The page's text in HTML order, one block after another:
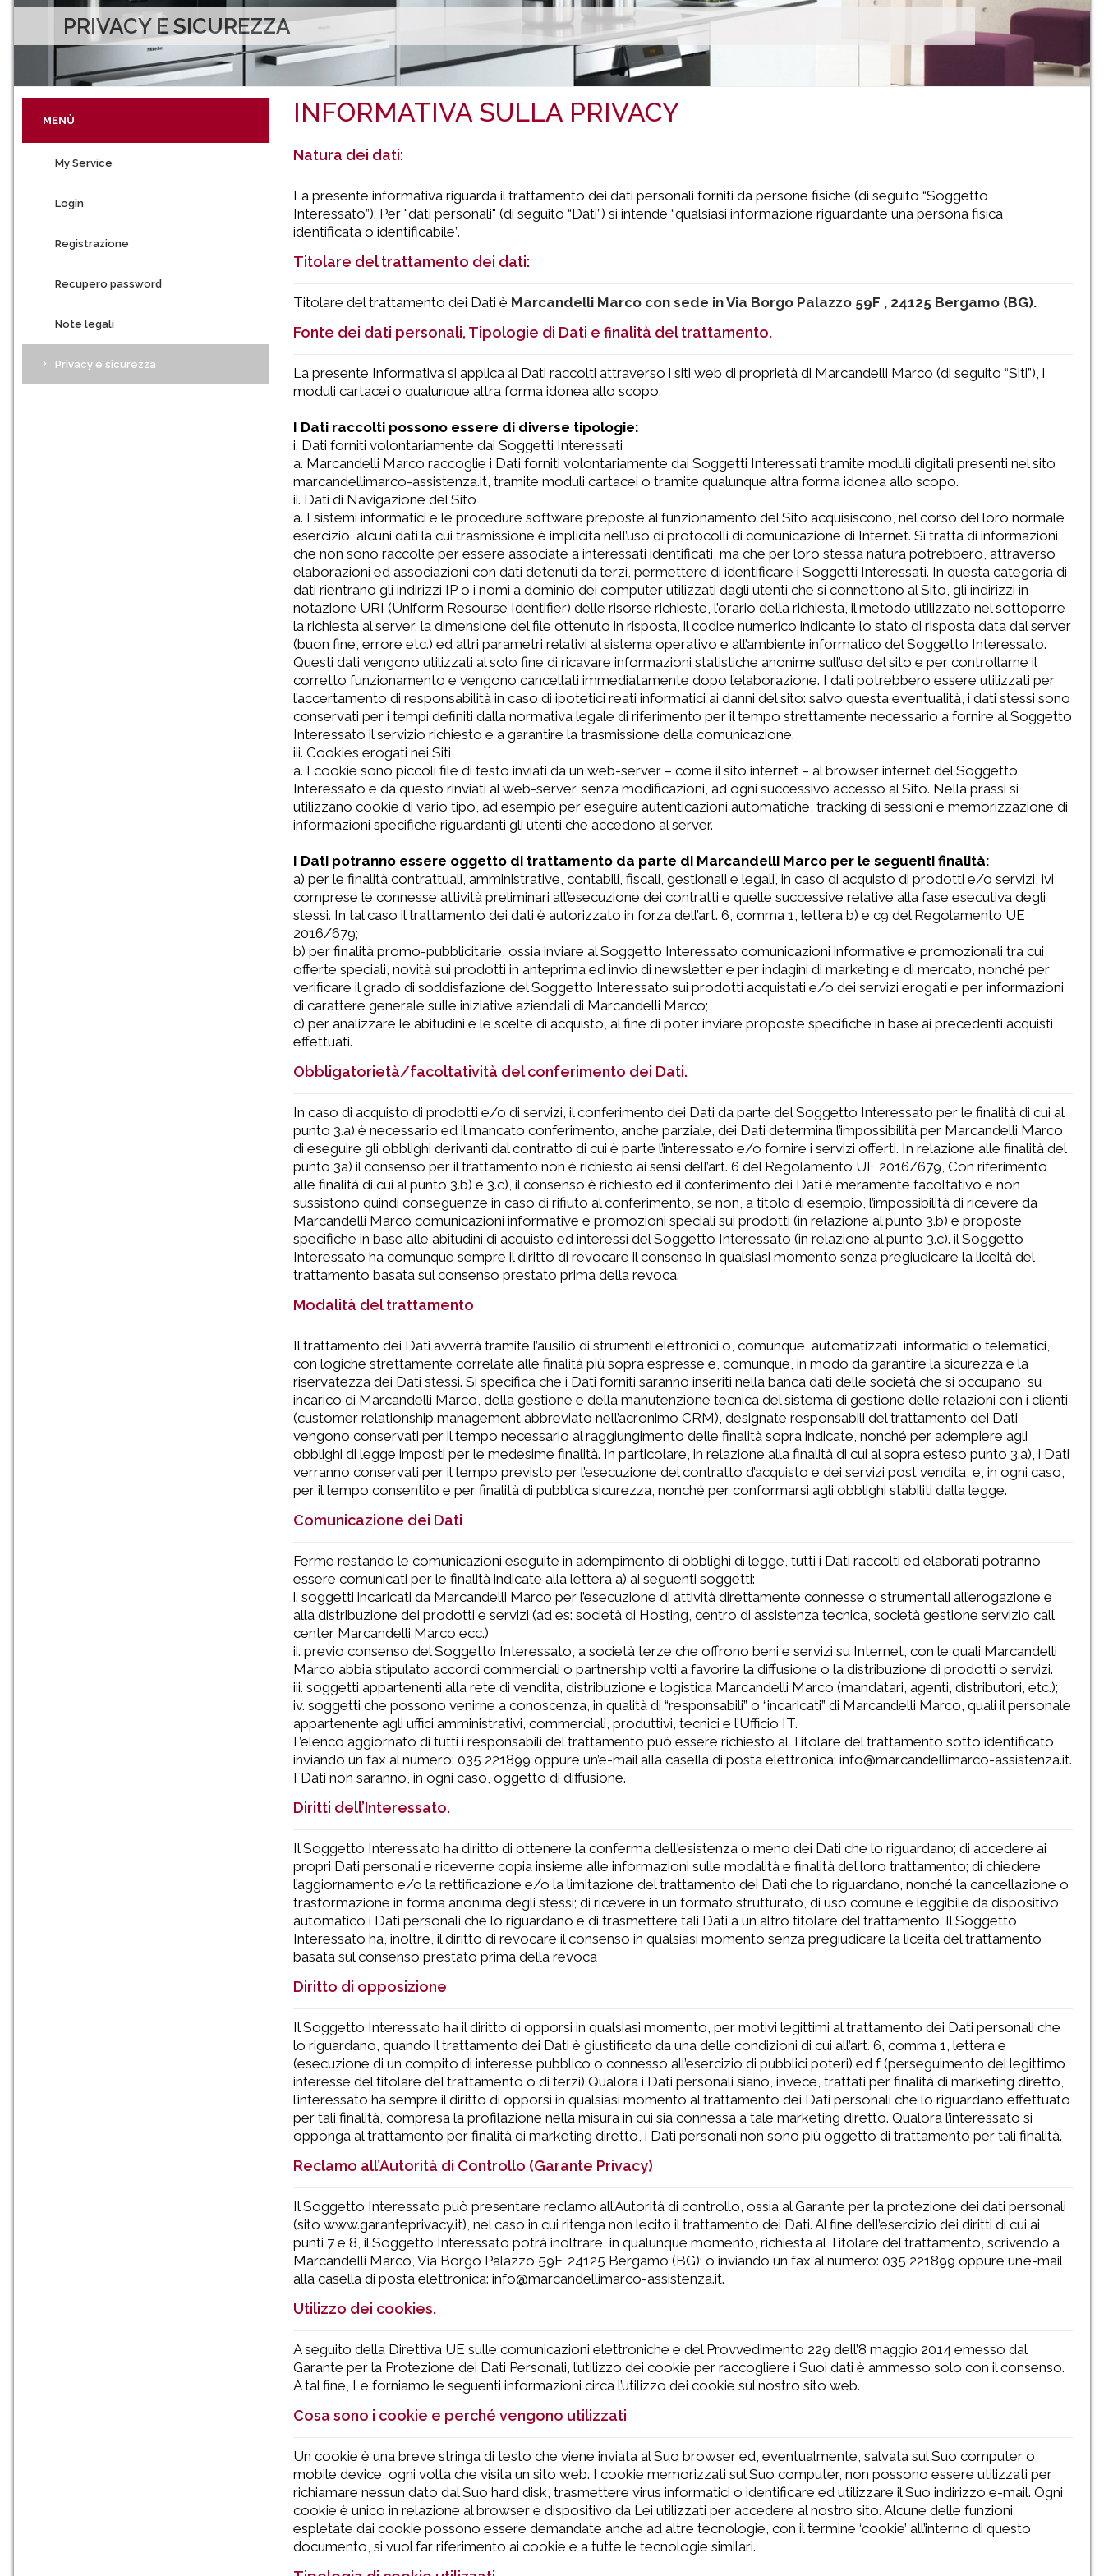
PRIVACY E SICUREZZA
MENÙ
My Service
Login
Registrazione
Recupero password
Note legali
Privacy e sicurezza
INFORMATIVA SULLA PRIVACY
Natura dei dati:
La presente informativa riguarda il trattamento dei dati personali forniti da persone fisiche (di seguito “Soggetto
Interessato”). Per "dati personali" (di seguito “Dati”) si intende “qualsiasi informazione riguardante una persona fisica
identificata o identificabile”.
Titolare del trattamento dei dati:
Titolare del trattamento dei Dati è Marcandelli Marco con sede in Via Borgo Palazzo 59F , 24125 Bergamo (BG).
Fonte dei dati personali, Tipologie di Dati e finalità del trattamento.
La presente Informativa si applica ai Dati raccolti attraverso i siti web di proprietà di Marcandelli Marco (di seguito “Siti”), i
moduli cartacei o qualunque altra forma idonea allo scopo.
I Dati raccolti possono essere di diverse tipologie:
i. Dati forniti volontariamente dai Soggetti Interessati
a. Marcandelli Marco raccoglie i Dati forniti volontariamente dai Soggetti Interessati tramite moduli digitali presenti nel sito
marcandellimarco-assistenza.it, tramite moduli cartacei o tramite qualunque altra forma idonea allo scopo.
ii. Dati di Navigazione del Sito
a. I sistemi informatici e le procedure software preposte al funzionamento del Sito acquisiscono, nel corso del loro normale
esercizio, alcuni dati la cui trasmissione è implicita nell’uso di protocolli di comunicazione di Internet. Si tratta di informazioni
che non sono raccolte per essere associate a interessati identificati, ma che per loro stessa natura potrebbero, attraverso
elaborazioni ed associazioni con dati detenuti da terzi, permettere di identificare i Soggetti Interessati. In questa categoria di
dati rientrano gli indirizzi IP o i nomi a dominio dei computer utilizzati dagli utenti che si connettono al Sito, gli indirizzi in
notazione URI (Uniform Resourse Identifier) delle risorse richieste, l’orario della richiesta, il metodo utilizzato nel sottoporre
la richiesta al server, la dimensione del file ottenuto in risposta, il codice numerico indicante lo stato di risposta data dal server
(buon fine, errore etc.) ed altri parametri relativi al sistema operativo e all’ambiente informatico del Soggetto Interessato.
Questi dati vengono utilizzati al solo fine di ricavare informazioni statistiche anonime sull’uso del sito e per controllarne il
corretto funzionamento e vengono cancellati immediatamente dopo l’elaborazione. I dati potrebbero essere utilizzati per
l’accertamento di responsabilità in caso di ipotetici reati informatici ai danni del sito: salvo questa eventualità, i dati stessi sono
conservati per i tempi definiti dalla normativa legale di riferimento per il tempo strettamente necessario a fornire al Soggetto
Interessato il servizio richiesto e a garantire la trasmissione della comunicazione.
iii. Cookies erogati nei Siti
a. I cookie sono piccoli file di testo inviati da un web-server – come il sito internet – al browser internet del Soggetto
Interessato e da questo rinviati al web-server, senza modificazioni, ad ogni successivo accesso al Sito. Nella prassi si
utilizzano cookie di vario tipo, ad esempio per eseguire autenticazioni automatiche, tracking di sessioni e memorizzazione di
informazioni specifiche riguardanti gli utenti che accedono al server.
I Dati potranno essere oggetto di trattamento da parte di Marcandelli Marco per le seguenti finalità:
a) per le finalità contrattuali, amministrative, contabili, fiscali, gestionali e legali, in caso di acquisto di prodotti e/o servizi, ivi
comprese le connesse attività preliminari all’esecuzione dei contratti e quelle successive relative alla fase esecutiva degli
stessi. In tal caso il trattamento dei dati è autorizzato in forza dell’art. 6, comma 1, lettera b) e c9 del Regolamento UE
2016/679;
b) per finalità promo-pubblicitarie, ossia inviare al Soggetto Interessato comunicazioni informative e promozionali tra cui
offerte speciali, novità sui prodotti in anteprima ed invio di newsletter e per indagini di marketing e di mercato, nonché per
verificare il grado di soddisfazione del Soggetto Interessato sui prodotti acquistati e/o dei servizi erogati e per informazioni
di carattere generale sulle iniziative aziendali di Marcandelli Marco;
c) per analizzare le abitudini e le scelte di acquisto, al fine di poter inviare proposte specifiche in base ai precedenti acquisti
effettuati.
Obbligatorietà/facoltatività del conferimento dei Dati.
In caso di acquisto di prodotti e/o di servizi, il conferimento dei Dati da parte del Soggetto Interessato per le finalità di cui al
punto 3.a) è necessario ed il mancato conferimento, anche parziale, dei Dati determina l’impossibilità per Marcandelli Marco
di eseguire gli obblighi derivanti dal contratto di cui è parte l’interessato e/o fornire i servizi offerti. In relazione alle finalità del
punto 3a) il consenso per il trattamento non è richiesto ai sensi dell’art. 6 del Regolamento UE 2016/679, Con riferimento
alle finalità di cui al punto 3.b) e 3.c), il consenso è richiesto ed il conferimento dei Dati è meramente facoltativo e non
sussistono quindi conseguenze in caso di rifiuto al conferimento, se non, a titolo di esempio, l’impossibilità di ricevere da
Marcandelli Marco comunicazioni informative e promozioni speciali sui prodotti (in relazione al punto 3.b) e proposte
specifiche in base alle abitudini di acquisto ed interessi del Soggetto Interessato (in relazione al punto 3.c). il Soggetto
Interessato ha comunque sempre il diritto di revocare il consenso in qualsiasi momento senza pregiudicare la liceità del
trattamento basata sul consenso prestato prima della revoca.
Modalità del trattamento
Il trattamento dei Dati avverrà tramite l’ausilio di strumenti elettronici o, comunque, automatizzati, informatici o telematici,
con logiche strettamente correlate alle finalità più sopra espresse e, comunque, in modo da garantire la sicurezza e la
riservatezza dei Dati stessi. Si specifica che i Dati forniti saranno inseriti nella banca dati delle società che si occupano, su
incarico di Marcandelli Marco, della gestione e della manutenzione tecnica del sistema di gestione delle relazioni con i clienti
(customer relationship management abbreviato nell’acronimo CRM), designate responsabili del trattamento dei Dati
vengono conservati per il tempo necessario al raggiungimento delle finalità sopra indicate, nonché per adempiere agli
obblighi di legge imposti per le medesime finalità. In particolare, in relazione alla finalità di cui al sopra esteso punto 3.a), i Dati
verranno conservati per il tempo previsto per l’esecuzione del contratto d’acquisto e dei servizi post vendita, e, in ogni caso,
per il tempo consentito e per finalità di pubblica sicurezza, nonché per conformarsi agli obblighi stabiliti dalla legge.
Comunicazione dei Dati
Ferme restando le comunicazioni eseguite in adempimento di obblighi di legge, tutti i Dati raccolti ed elaborati potranno
essere comunicati per le finalità indicate alla lettera a) ai seguenti soggetti:
i. soggetti incaricati da Marcandelli Marco per l’esecuzione di attività direttamente connesse o strumentali all’erogazione e
alla distribuzione dei prodotti e servizi (ad es: società di Hosting, centro di assistenza tecnica, società gestione servizio call
center Marcandelli Marco ecc.)
ii. previo consenso del Soggetto Interessato, a società terze che offrono beni e servizi su Internet, con le quali Marcandelli
Marco abbia stipulato accordi commerciali o partnership volti a favorire la diffusione o la distribuzione di prodotti o servizi.
iii. soggetti appartenenti alla rete di vendita, distribuzione e logistica Marcandelli Marco (mandatari, agenti, distributori, etc.);
iv. soggetti che possono venirne a conoscenza, in qualità di “responsabili” o “incaricati” di Marcandelli Marco, quali il personale
appartenente agli uffici amministrativi, commerciali, produttivi, tecnici e l’Ufficio IT.
L’elenco aggiornato di tutti i responsabili del trattamento può essere richiesto al Titolare del trattamento sotto identificato,
inviando un fax al numero: 035 221899 oppure un’e-mail alla casella di posta elettronica: info@marcandellimarco-assistenza.it.
I Dati non saranno, in ogni caso, oggetto di diffusione.
Diritti dell’Interessato.
Il Soggetto Interessato ha diritto di ottenere la conferma dell'esistenza o meno dei Dati che lo riguardano; di accedere ai
propri Dati personali e riceverne copia insieme alle informazioni sulle modalità e finalità del loro trattamento; di chiedere
l’aggiornamento e/o la rettificazione e/o la limitazione del trattamento dei Dati che lo riguardano, nonché la cancellazione o
trasformazione in forma anonima degli stessi; di ricevere in un formato strutturato, di uso comune e leggibile da dispositivo
automatico i Dati personali che lo riguardano e di trasmettere tali Dati a un altro titolare del trattamento. Il Soggetto
Interessato ha, inoltre, il diritto di revocare il consenso in qualsiasi momento senza pregiudicare la liceità del trattamento
basata sul consenso prestato prima della revoca
Diritto di opposizione
Il Soggetto Interessato ha il diritto di opporsi in qualsiasi momento, per motivi legittimi al trattamento dei Dati personali che
lo riguardano, quando il trattamento dei Dati è giustificato da una delle condizioni di cui all’art. 6, comma 1, lettera e
(esecuzione di un compito di interesse pubblico o connesso all’esercizio di pubblici poteri) ed f (perseguimento del legittimo
interesse del titolare del trattamento o di terzi) Qualora i Dati personali siano, invece, trattati per finalità di marketing diretto,
l’interessato ha sempre il diritto di opporsi in qualsiasi momento al trattamento dei Dati personali che lo riguardano effettuato
per tali finalità, compresa la profilazione nella misura in cui sia connessa a tale marketing diretto. Qualora l’interessato si
opponga al trattamento per finalità di marketing diretto, i Dati personali non sono più oggetto di trattamento per tali finalità.
Reclamo all’Autorità di Controllo (Garante Privacy)
Il Soggetto Interessato può presentare reclamo all’Autorità di controllo, ossia al Garante per la protezione dei dati personali
(sito www.garanteprivacy.it), nel caso in cui ritenga non lecito il trattamento dei Dati. Al fine dell’esercizio dei diritti di cui ai
punti 7 e 8, il Soggetto Interessato potrà inoltrare, in qualunque momento, richiesta al Titolare del trattamento, scrivendo a
Marcandelli Marco, Via Borgo Palazzo 59F, 24125 Bergamo (BG); o inviando un fax al numero: 035 221899 oppure un’e-mail
alla casella di posta elettronica: info@marcandellimarco-assistenza.it.
Utilizzo dei cookies.
A seguito della Direttiva UE sulle comunicazioni elettroniche e del Provvedimento 229 dell’8 maggio 2014 emesso dal
Garante per la Protezione dei Dati Personali, l’utilizzo dei cookie per raccogliere i Suoi dati è ammesso solo con il consenso.
A tal fine, Le forniamo le seguenti informazioni circa l’utilizzo dei cookie sul nostro sito web.
Cosa sono i cookie e perché vengono utilizzati
Un cookie è una breve stringa di testo che viene inviata al Suo browser ed, eventualmente, salvata sul Suo computer o
mobile device, ogni volta che visita un sito web. I cookie memorizzati sul Suo computer, non possono essere utilizzati per
richiamare nessun dato dal Suo hard disk, trasmettere virus informatici o identificare ed utilizzare il Suo indirizzo e-mail. Ogni
cookie è unico in relazione al browser e dispositivo da Lei utilizzati per accedere al nostro sito. Alcune delle funzioni
espletate dai cookie possono essere demandate anche ad altre tecnologie, con il termine ‘cookie’ all’interno di questo
documento, si vuol far riferimento ai cookie e a tutte le tecnologie similari.